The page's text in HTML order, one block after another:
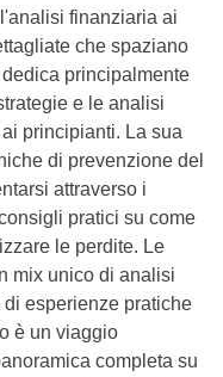
finanziaria ai
che spaziano
principalmente
e le analisi
principianti. La sua
di prevenzione del
attraverso i
pratici su come
le perdite. Le
mix unico di analisi
esperienze pratiche
è un viaggio
completa su